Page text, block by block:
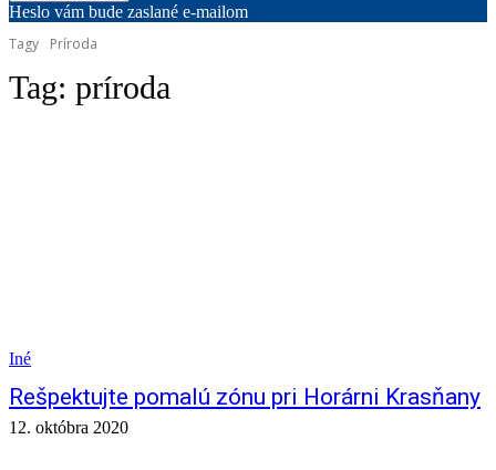
Heslo vám bude zaslané e-mailom
Tagy
Príroda
Tag: príroda
Iné
Rešpektujte pomalú zónu pri Horárni Krasňany
12. októbra 2020